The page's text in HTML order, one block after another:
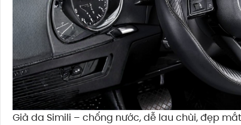
Giả da Simili – chống nước, dễ lau chùi, đẹp